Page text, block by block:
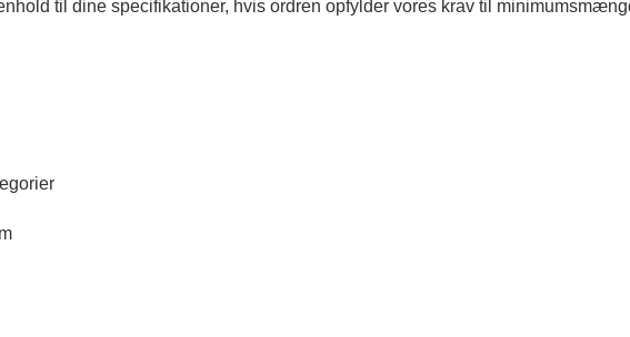
til dine specifikationer, hvis ordren opfylder vores krav til